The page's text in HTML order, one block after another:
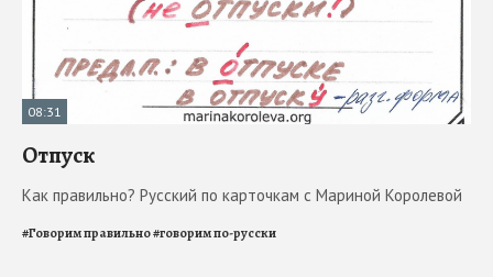
08:31
Отпуск
Как правильно? Русский по карточкам с Мариной Королевой
#Говорим правильно#говорим по-русски